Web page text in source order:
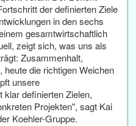
der definierten Ziele
in den sechs
gesamtwirtschaftlich
zeigt sich, was uns als
Zusammenhalt,
heute die richtigen Weichen
unsere
klar definierten Zielen,
Projekten", sagt Kai
Koehler-Gruppe.